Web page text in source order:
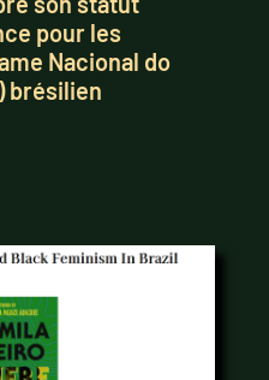
pour les
Nacional do
brésilien